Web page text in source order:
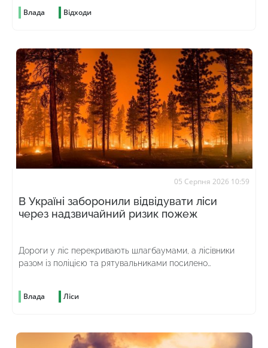
Влада Відходи
05 Серпня 2026 10:59
В Україні заборонили відвідувати ліси
через надзвичайний ризик пожеж
Дороги у ліс перекривають шлагбаумами, а лісівники
разом із поліцією та рятувальниками посилено
Влада Ліси